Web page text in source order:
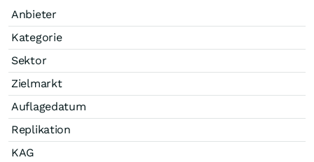
Anbieter
Kategorie
Sektor
Zielmarkt
Auflagedatum
Replikation
KAG